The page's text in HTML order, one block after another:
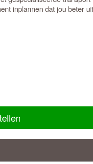
inplannen dat jou beter